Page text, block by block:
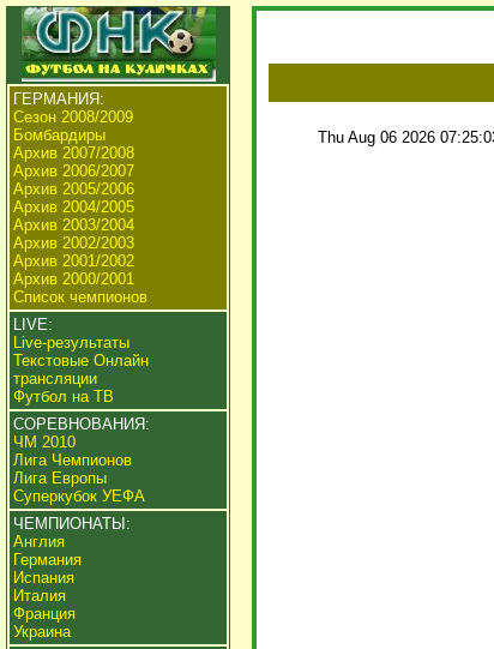
ГЕРМАНИЯ:
Сезон 2008/2009
Бомбардиры
Архив 2007/2008
Архив 2006/2007
Архив 2005/2006
Архив 2004/2005
Архив 2003/2004
Архив 2002/2003
Архив 2001/2002
Архив 2000/2001
Список чемпионов
LIVE:
Live-результаты
Текстовые Онлайн
трансляции
Футбол на ТВ
СОРЕВНОВАНИЯ:
ЧМ 2010
Лига Чемпионов
Лига Европы
Суперкубок УЕФА
ЧЕМПИОНАТЫ:
Англия
Германия
Испания
Италия
Франция
Украина
Thu Aug 06 2026